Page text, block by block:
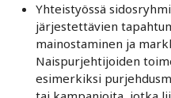
Yhteistyössä
järjestettävien
mainostaminen ja
Naispurjehtijoiden
esimerkiksi